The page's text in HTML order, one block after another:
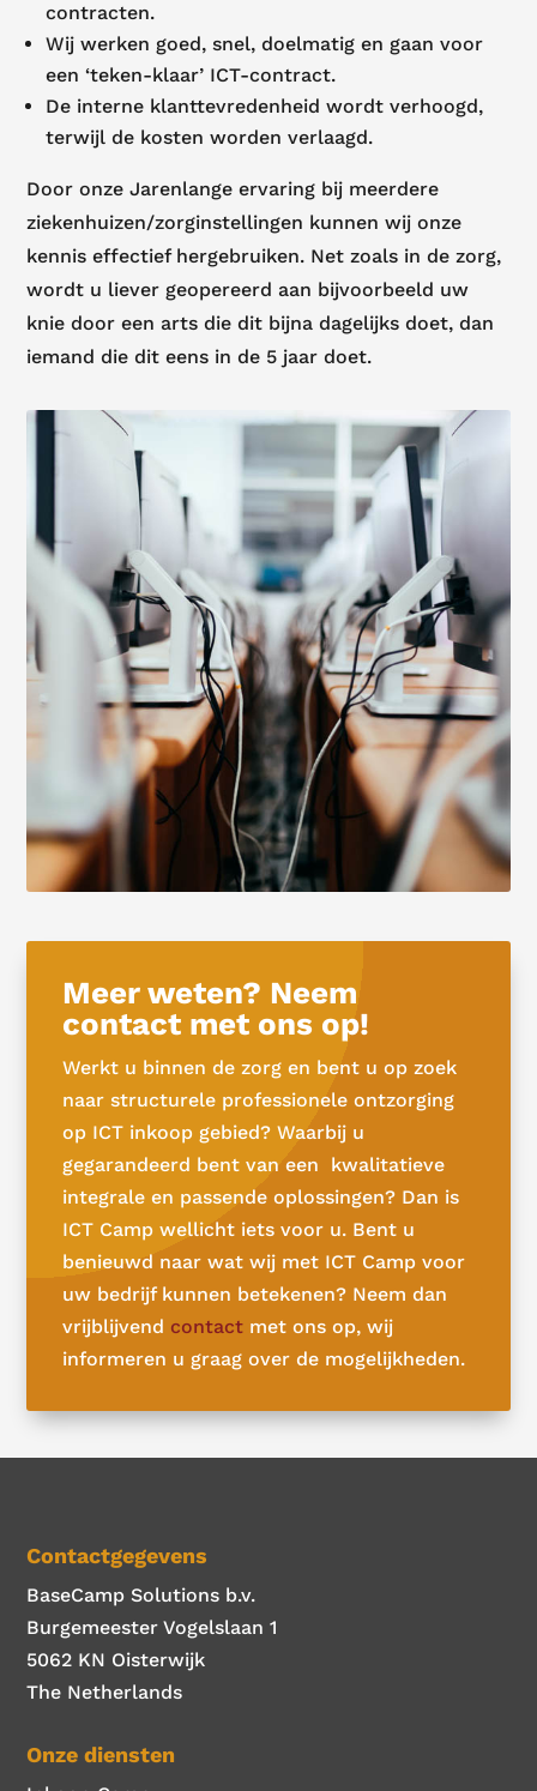
contracten.
Wij werken goed, snel, doelmatig en gaan voor
een ‘teken-klaar’ ICT-contract.
De interne klanttevredenheid wordt verhoogd,
terwijl de kosten worden verlaagd.
Door onze Jarenlange ervaring bij meerdere
ziekenhuizen/zorginstellingen kunnen wij onze
kennis effectief hergebruiken. Net zoals in de zorg,
wordt u liever geopereerd aan bijvoorbeeld uw
knie door een arts die dit bijna dagelijks doet, dan
iemand die dit eens in de 5 jaar doet.
Meer weten? Neem
contact met ons op!
Werkt u binnen de zorg en bent u op zoek
naar structurele professionele ontzorging
op ICT inkoop gebied? Waarbij u
gegarandeerd bent van een kwalitatieve
integrale en passende oplossingen? Dan is
ICT Camp wellicht iets voor u. Bent u
benieuwd naar wat wij met ICT Camp voor
uw bedrijf kunnen betekenen? Neem dan
vrijblijvend contact met ons op, wij
informeren u graag over de mogelijkheden.
Contactgegevens
BaseCamp Solutions b.v.
Burgemeester Vogelslaan 1
5062 KN Oisterwijk
The Netherlands
Onze diensten